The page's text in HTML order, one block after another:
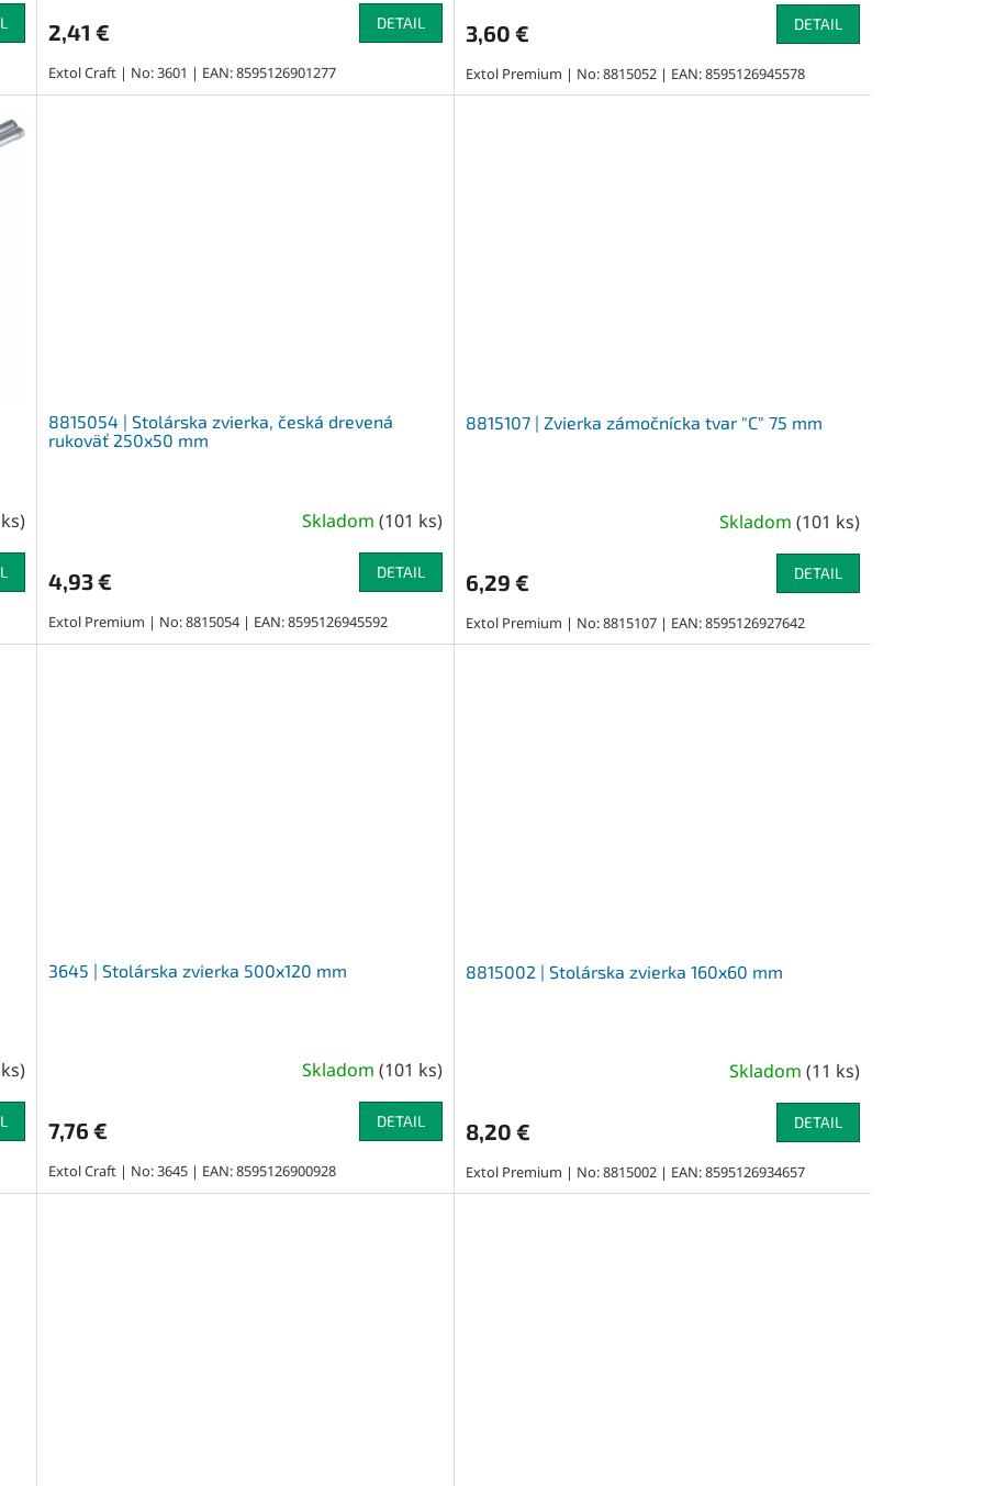
2,41 € DETAIL
Extol Craft | No: 3601 | EAN: 8595126901277
3,60 € DETAIL
Extol Premium | No: 8815052 | EAN: 8595126945578
)
8815054 | Stolárska zvierka, česká drevená
rukoväť 250x50 mm
Skladom (101 ks)
4,93 € DETAIL
Extol Premium | No: 8815054 | EAN: 8595126945592
8815107 | Zvierka zámočnícka tvar "C" 75 mm
Skladom (101 ks)
6,29 € DETAIL
Extol Premium | No: 8815107 | EAN: 8595126927642
)
3645 | Stolárska zvierka 500x120 mm
Skladom (101 ks)
7,76 € DETAIL
Extol Craft | No: 3645 | EAN: 8595126900928
8815002 | Stolárska zvierka 160x60 mm
Skladom (11 ks)
8,20 € DETAIL
Extol Premium | No: 8815002 | EAN: 8595126934657